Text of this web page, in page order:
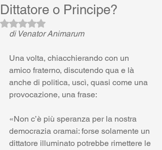
Dittatore o Principe?
Valutazione NaN stelle su 5.
di Venator Animarum
Una volta, chiacchierando con un
amico fraterno, discutendo qua e là
anche di politica, uscì, quasi come una
provocazione, una frase:
«Non c’è più speranza per la nostra
democrazia oramai: forse solamente un
dittatore illuminato potrebbe rimettere le